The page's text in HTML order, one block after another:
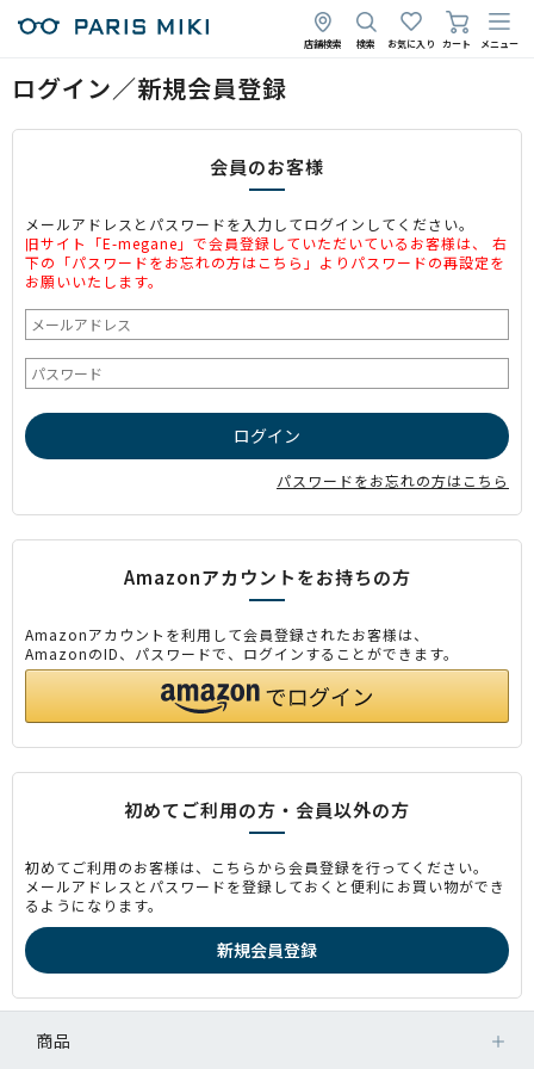
店舗検索 検索 お気に入り カート メニュー
ログイン／新規会員登録
会員のお客様
メールアドレスとパスワードを入力してログインしてください。
旧サイト「E-megane」で会員登録していただいているお客様は、 右
下の「パスワードをお忘れの方はこちら」よりパスワードの再設定を
お願いいたします。
パスワードをお忘れの方はこちら
Amazonアカウントをお持ちの方
Amazonアカウントを利用して会員登録されたお客様は、
AmazonのID、パスワードで、ログインすることができます。
初めてご利用の方・会員以外の方
初めてご利用のお客様は、こちらから会員登録を行ってください。
メールアドレスとパスワードを登録しておくと便利にお買い物ができ
るようになります。
商品